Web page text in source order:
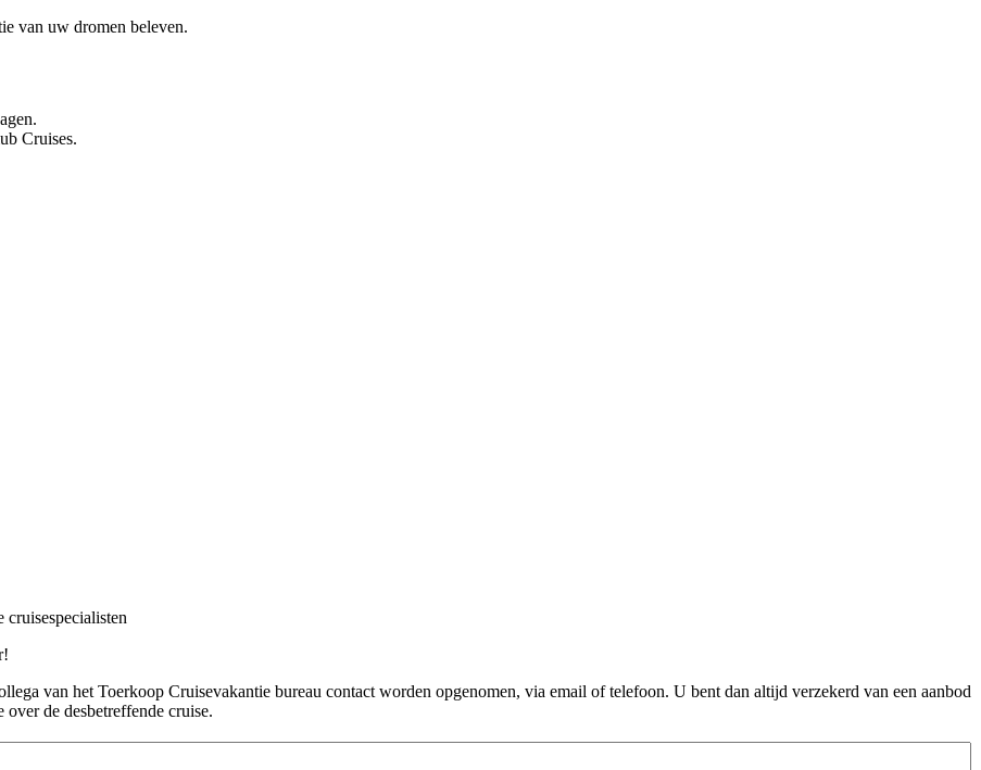
van uw dromen beleven.
Cruises.
cruisespecialisten
van het Toerkoop Cruisevakantie bureau contact worden opgenomen, via email of telefoon. U bent dan altijd verzekerd van een aanbod
de desbetreffende cruise.